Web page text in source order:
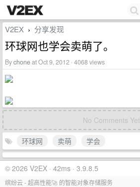
V2EX › 分享发现
环球网也学会卖萌了。
Bychoneat Oct 9, 2012 · 4068 views
No Comments Yet
环球网 卖萌 学会
© 2026 V2EX · 42ms · 3.9.8.5
缤纷云 - 超高性能🚀 的智能对象存储服务